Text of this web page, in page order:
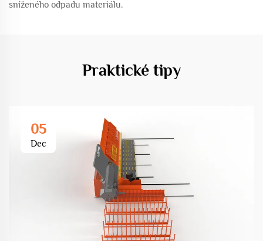
sníženého odpadu materiálu.
Praktické tipy
05
Dec